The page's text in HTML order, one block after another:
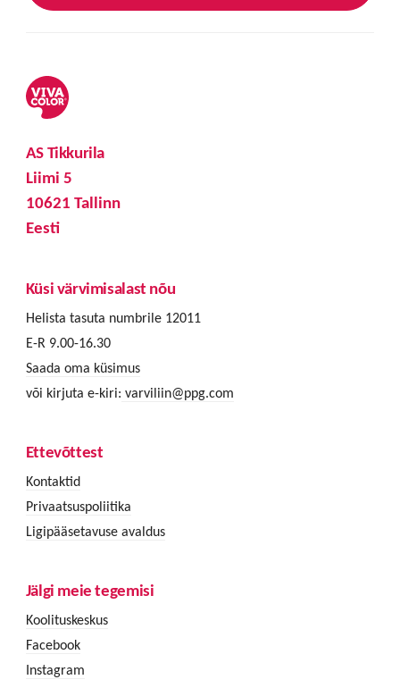
AS Tikkurila
Liimi 5
10621 Tallinn
Eesti
Küsi värvimisalast nõu
Helista tasuta numbrile 12011
E-R 9.00-16.30
Saada oma küsimus
või kirjuta e-kiri: varviliin@ppg.com
Ettevõttest
Kontaktid
Privaatsuspoliitika
Ligipääsetavuse avaldus
Jälgi meie tegemisi
Koolituskeskus
Facebook
Instagram